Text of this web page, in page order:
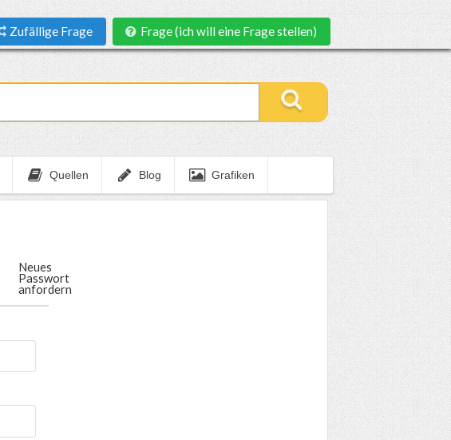
Zufällige Frage Frage (ich will eine Frage stellen)
Quellen Blog Grafiken
Neues
Passwort
anfordern